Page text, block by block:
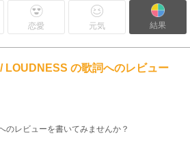
恋愛 元気 結果
LOUDNESS の歌詞へのレビュー
のレビューを書いてみませんか？